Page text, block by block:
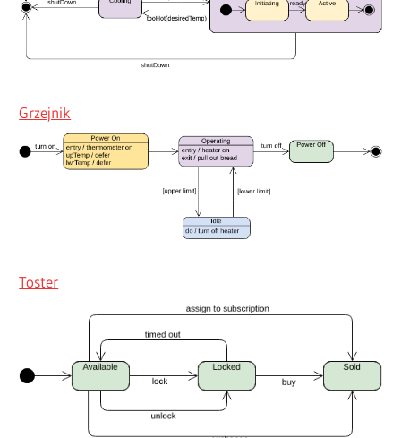
Grzejnik
Toster